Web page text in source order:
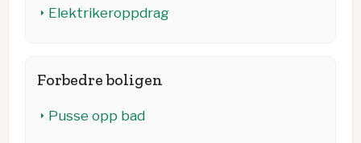
Elektrikeroppdrag
Forbedre boligen
Pusse opp bad